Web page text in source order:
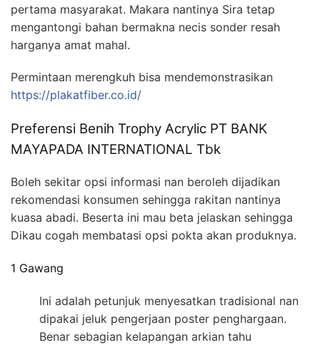
pertama masyarakat. Makara nantinya Sira tetap
mengantongi bahan bermakna necis sonder resah
harganya amat mahal.
Permintaan merengkuh bisa mendemonstrasikan
https://plakatfiber.co.id/
Preferensi Benih Trophy Acrylic PT BANK
MAYAPADA INTERNATIONAL Tbk
Boleh sekitar opsi informasi nan beroleh dijadikan
rekomendasi konsumen sehingga rakitan nantinya
kuasa abadi. Beserta ini mau beta jelaskan sehingga
Dikau cogah membatasi opsi pokta akan produknya.
1 Gawang
Ini adalah petunjuk menyesatkan tradisional nan
dipakai jeluk pengerjaan poster penghargaan.
Benar sebagian kelapangan arkian tahu